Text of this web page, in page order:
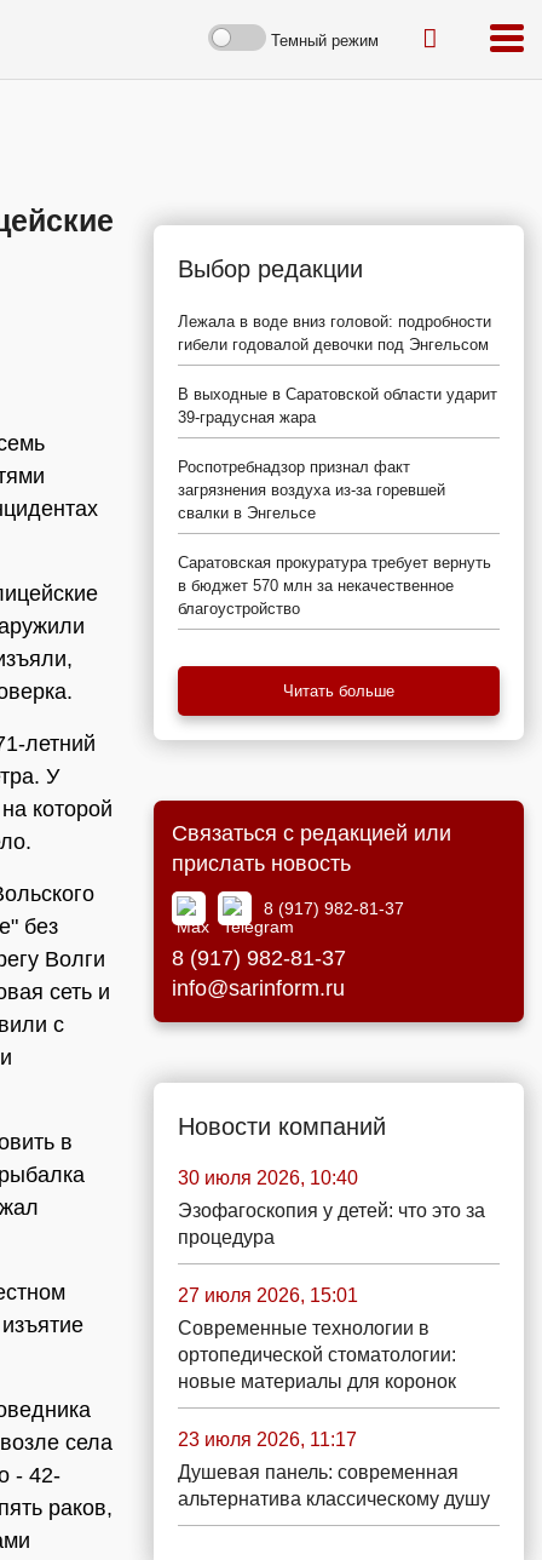
Темный режим
летний
У
которой
без
Волги
сеть и
с
в
села
- 42-
раков,
Выбор редакции
Лежала в воде вниз головой: подробности
гибели годовалой девочки под Энгельсом
В выходные в Саратовской области ударит
39-градусная жара
Роспотребнадзор признал факт
загрязнения воздуха из-за горевшей
свалки в Энгельсе
Саратовская прокуратура требует вернуть
в бюджет 570 млн за некачественное
благоустройство
Читать больше
Связаться с редакцией или
прислать новость
8 (917) 982-81-37
8 (917) 982-81-37
info@sarinform.ru
Новости компаний
30 июля 2026, 10:40
Эзофагоскопия у детей: что это за
процедура
27 июля 2026, 15:01
Современные технологии в
ортопедической стоматологии:
новые материалы для коронок
23 июля 2026, 11:17
Душевая панель: современная
альтернатива классическому душу